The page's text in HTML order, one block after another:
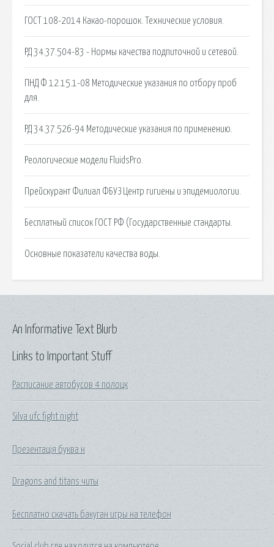
ГОСТ 108-2014 Какао-порошок. Технические условия.
РД 34.37.504-83 - Нормы качества подпиточной и сетевой.
ПНД Ф 12.15.1-08 Методические указания по отбору проб
для.
РД 34.37.526-94 Методические указания по применению.
Реологические модели FluidsPro.
Прейскурант Филиал ФБУЗ Центр гигиены и эпидемиологии.
Бесплатный список ГОСТ РФ (Государственные стандарты.
Основные показатели качества воды.
Links to Important Stuff
Расписание автобусов 4 полоцк
Silva ufc fight night
Презентація буква н
Dragons and titans читы
Бесплатно скачать бакуган игры на телефон
An Informative Text Blurb